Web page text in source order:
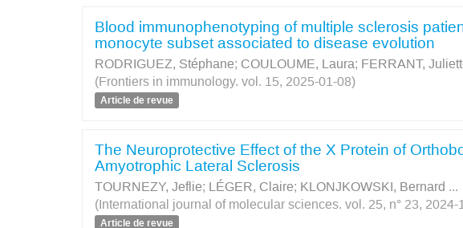
Blood immunophenotyping of multiple sclerosis
monocyte subset associated to disease evolution
RODRIGUEZ, Stéphane; COULOUME, Laura; FERRANT,
(Frontiers in immunology. vol. 15, 2025-01-08)
Article de revue
The Neuroprotective Effect of the X Protein of
Amyotrophic Lateral Sclerosis
TOURNEZY, Jeflie; LÉGER, Claire; KLONJKOWSKI, Bernard ...
(International journal of molecular sciences. vol. 25, n° 23, 2024-
Article de revue